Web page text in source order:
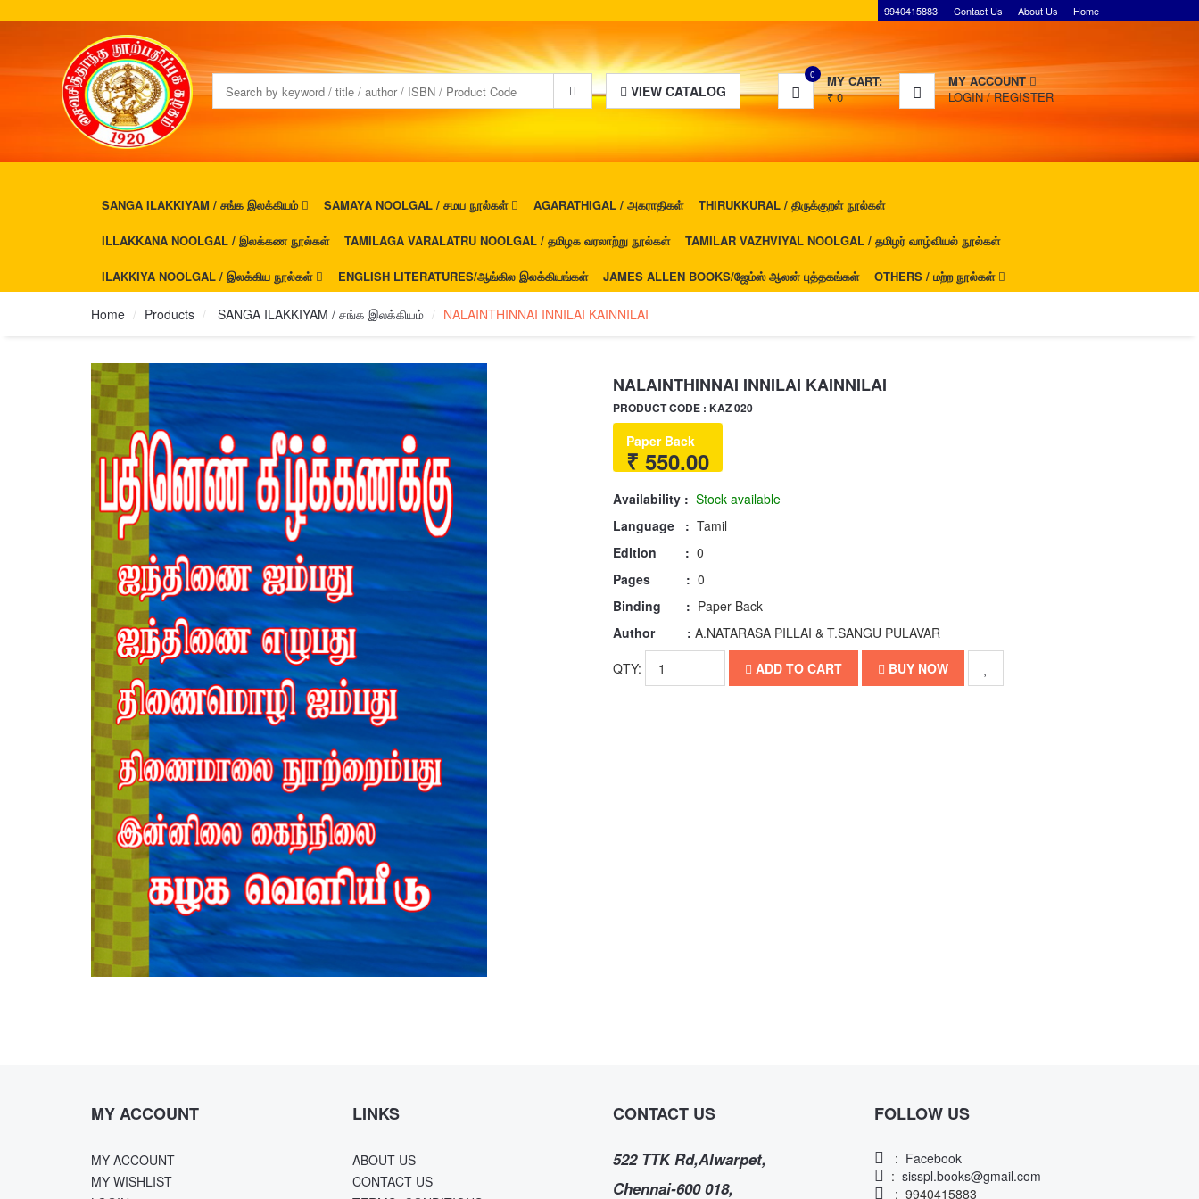
9940415883 Contact Us About Us Home
VIEW CATALOG
0
MY CART:
₹0
MY ACCOUNT
LOGIN/REGISTER
SANGA ILAKKIYAM / சங்க இலக்கியம் SAMAYA NOOLGAL / சமய நூல்கள் AGARATHIGAL / அகராதிகள் THIRUKKURAL / திருக்குறள் நூல்கள்
ILLAKKANA NOOLGAL / இலக்கண நூல்கள் TAMILAGA VARALATRU NOOLGAL / தமிழக வரலாற்று நூல்கள் TAMILAR VAZHVIYAL NOOLGAL / தமிழர் வாழ்வியல் நூல்கள்
ILAKKIYA NOOLGAL / இலக்கிய நூல்கள் ENGLISH LITERATURES/ஆங்கில இலக்கியங்கள் JAMES ALLEN BOOKS/ஜேம்ஸ் ஆலன் புத்தகங்கள் OTHERS / மற்ற நூல்கள்
Home Products SANGA ILAKKIYAM / சங்க இலக்கியம் NALAINTHINNAI INNILAI KAINNILAI
NALAINTHINNAI INNILAI KAINNILAI
PRODUCT CODE : KAZ 020
Paper Back
₹ 550.00
Availability : Stock available
Language : Tamil
Edition : 0
Pages : 0
Binding : Paper Back
Author : A.NATARASA PILLAI & T.SANGU PULAVAR
QTY:
ADD TO CART BUY NOW
MY ACCOUNT
MY ACCOUNT
MY WISHLIST
LINKS
ABOUT US
CONTACT US
CONTACT US
522 TTK Rd,Alwarpet,
Chennai-600 018,
FOLLOW US
: Facebook
: sisspl.books@gmail.com
: 9940415883